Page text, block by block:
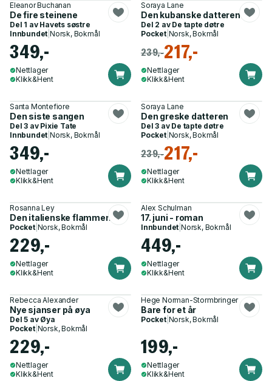
Eleanor Buchanan
De fire steinene
Del 1 av Havets søstre
Innbundet |Norsk, Bokmål
349,-
Nettlager
Klikk&Hent
Soraya Lane
Den kubanske datteren
Del 2 av De tapte døtre
Pocket| Norsk, Bokmål
239,-217,-
Nettlager
Klikk&Hent
Santa Montefiore
Den siste sangen
Del 3 av Pixie Tate
Innbundet |Norsk, Bokmål
349,-
Nettlager
Klikk&Hent
Soraya Lane
Den greske datteren
Del 3 av De tapte døtre
Pocket| Norsk, Bokmål
239,-217,-
Nettlager
Klikk&Hent
Rosanna Ley
Den italienske flammen
Pocket| Norsk, Bokmål
229,-
Nettlager
Klikk&Hent
Alex Schulman
17. juni - roman
Innbundet |Norsk, Bokmål
449,-
Nettlager
Klikk&Hent
Rebecca Alexander
Nye sjanser på øya
Del 5 av Øya
Pocket| Norsk, Bokmål
229,-
Nettlager
Klikk&Hent
Hege Norman-Stormbringer
Bare for et år
Pocket| Norsk, Bokmål
199,-
Nettlager
Klikk&Hent